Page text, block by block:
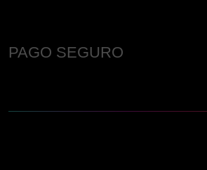
PAGO SEGURO